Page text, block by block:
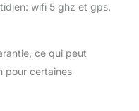
wifi 5 ghz et gps.
ce qui peut
pour certaines